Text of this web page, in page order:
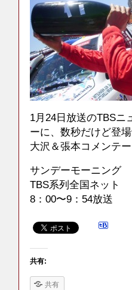
1月24日放送のTBSニ
ーに、数秒だけど登場
大沢＆張本コメンテ
サンデーモーニング
TBS系列全国ネット
8：00〜9：54放送
共有:
共有